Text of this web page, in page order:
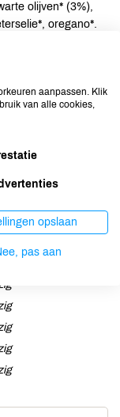
olijven* (3%),
oregano*.
aanpassen. Klik
van alle cookies,
opslaan
pas aan